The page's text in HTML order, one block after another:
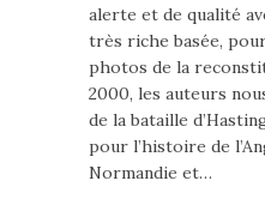
alerte et de qualité
très riche basée,
photos de la
2000, les auteurs
de la bataille
pour l’histoire de
Normandie et…